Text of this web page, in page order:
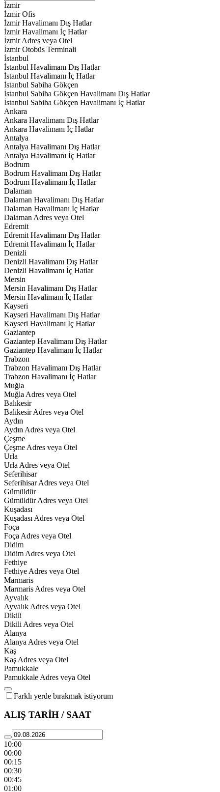
İzmir
İzmir Ofis
İzmir Havalimanı Dış Hatlar
İzmir Havalimanı İç Hatlar
İzmir Adres veya Otel
İzmir Otobüs Terminali
İstanbul
İstanbul Havalimanı Dış Hatlar
İstanbul Havalimanı İç Hatlar
İstanbul Sabiha Gökçen
İstanbul Sabiha Gökçen Havalimanı Dış Hatlar
İstanbul Sabiha Gökçen Havalimanı İç Hatlar
Ankara
Ankara Havalimanı Dış Hatlar
Ankara Havalimanı İç Hatlar
Antalya
Antalya Havalimanı Dış Hatlar
Antalya Havalimanı İç Hatlar
Bodrum
Bodrum Havalimanı Dış Hatlar
Bodrum Havalimanı İç Hatlar
Dalaman
Dalaman Havalimanı Dış Hatlar
Dalaman Havalimanı İç Hatlar
Dalaman Adres veya Otel
Edremit
Edremit Havalimanı Dış Hatlar
Edremit Havalimanı İç Hatlar
Denizli
Denizli Havalimanı Dış Hatlar
Denizli Havalimanı İç Hatlar
Mersin
Mersin Havalimanı Dış Hatlar
Mersin Havalimanı İç Hatlar
Kayseri
Kayseri Havalimanı Dış Hatlar
Kayseri Havalimanı İç Hatlar
Gaziantep
Gaziantep Havalimanı Dış Hatlar
Gaziantep Havalimanı İç Hatlar
Trabzon
Trabzon Havalimanı Dış Hatlar
Trabzon Havalimanı İç Hatlar
Muğla
Muğla Adres veya Otel
Balıkesir
Balıkesir Adres veya Otel
Aydın
Aydın Adres veya Otel
Çeşme
Çeşme Adres veya Otel
Urla
Urla Adres veya Otel
Seferihisar
Seferihisar Adres veya Otel
Gümüldür
Gümüldür Adres veya Otel
Kuşadası
Kuşadası Adres veya Otel
Foça
Foça Adres veya Otel
Didim
Didim Adres veya Otel
Fethiye
Fethiye Adres veya Otel
Marmaris
Marmaris Adres veya Otel
Ayvalık
Ayvalık Adres veya Otel
Dikili
Dikili Adres veya Otel
Alanya
Alanya Adres veya Otel
Kaş
Kaş Adres veya Otel
Pamukkale
Pamukkale Adres veya Otel
Farklı yerde bırakmak istiyorum
ALIŞ TARİH / SAAT
10:00
00:00
00:15
00:30
00:45
01:00